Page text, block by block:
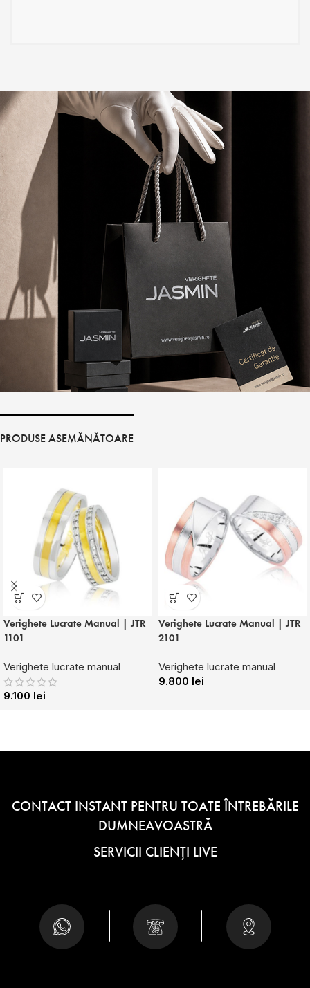
PRODUSE ASEMĂNĂTOARE
Verighete Lucrate Manual | JTR
1101
Verighete lucrate manual
9.100 lei
Verighete Lucrate Manual | JTR
2101
Verighete lucrate manual
9.800 lei
CONTACT INSTANT PENTRU TOATE ÎNTREBĂRILE
DUMNEAVOASTRĂ
SERVICII CLIENȚI LIVE